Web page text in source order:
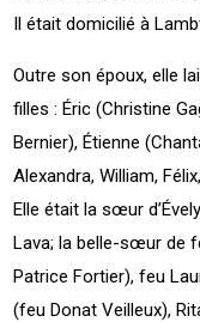
Il était domicilié à
Outre son époux, elle
filles : Éric (Christine
Bernier), Étienne
Alexandra, William,
Elle était la sœur
Lava; la belle-sœur de
Patrice Fortier), feu
(feu Donat Veilleux),